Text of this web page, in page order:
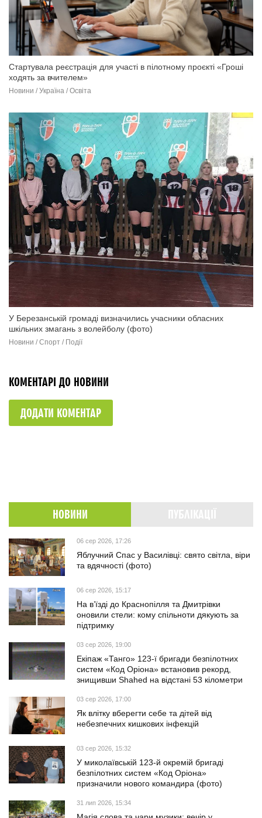
Стартувала реєстрація для участі в пілотному проєкті «Гроші
ходять за вчителем»
Новини / Україна / Освіта
У Березанській громаді визначились учасники обласних
шкільних змагань з волейболу (фото)
Новини / Спорт / Події
КОМЕНТАРІ ДО НОВИНИ
ДОДАТИ КОМЕНТАР
НОВИНИ
06 сер 2026, 17:26
Яблучний Спас у Василівці: свято світла, віри
та вдячності (фото)
06 сер 2026, 15:17
На в’їзді до Краснопілля та Дмитрівки
оновили стели: кому спільноти дякують за
підтримку
03 сер 2026, 19:00
Екіпаж «Танго» 123-ї бригади безпілотних
систем «Код Оріона» встановив рекорд,
знищивши Shahed на відстані 53 кілометри
03 сер 2026, 17:00
Як влітку вберегти себе та дітей від
небезпечних кишкових інфекцій
03 сер 2026, 15:32
У миколаївській 123-й окремій бригаді
безпілотних систем «Код Оріона»
призначили нового командира (фото)
31 лип 2026, 15:34